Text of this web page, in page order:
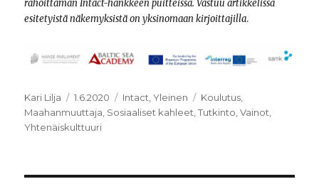
rahoittaman Intact-hankkeen puitteissa. Vastuu artikkelissa
esitetyistä näkemyksistä on yksinomaan kirjoittajilla.
Kirjoittaja
Kari Lilja Julkaistu
1.6.2020 Kategoriat
Intact ,Yleinen Avainsanat
Koulutus
Maahanmuuttaja Sosiaaliset kahleet ,Tutkinto ,Vainot
Yhtenäiskulttuuri